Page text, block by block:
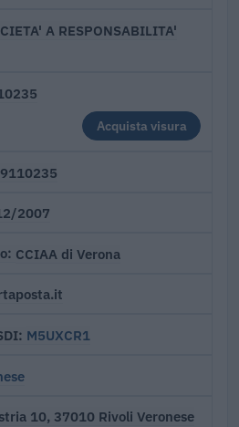
A RESPONSABILITA'
Acquista visura
2007
CCIAA di Verona
M5UXCR1
10, 37010 Rivoli Veronese